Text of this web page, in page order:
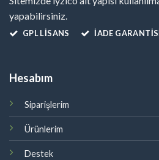
yapabilirsiniz.
GPL LISANS İADE
Hesabım
Siparişlerim
Ürünlerim
Destek